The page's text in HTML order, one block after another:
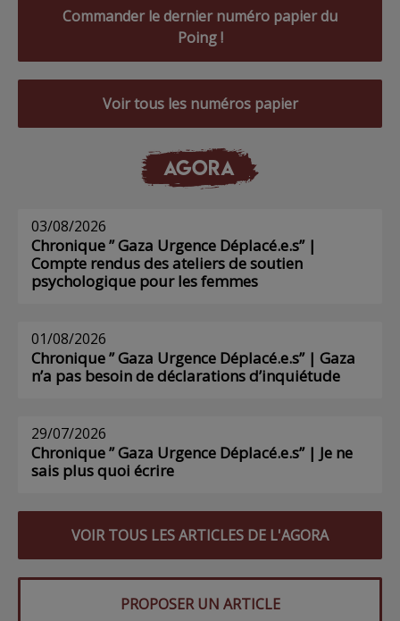
Commander le dernier numéro papier du
Poing !
Voir tous les numéros papier
AGORA
03/08/2026
Chronique ” Gaza Urgence Déplacé.e.s” |
Compte rendus des ateliers de soutien
psychologique pour les femmes
01/08/2026
Chronique ” Gaza Urgence Déplacé.e.s” | Gaza
n’a pas besoin de déclarations d’inquiétude
29/07/2026
Chronique ” Gaza Urgence Déplacé.e.s” | Je ne
sais plus quoi écrire
VOIR TOUS LES ARTICLES DE L'AGORA
PROPOSER UN ARTICLE